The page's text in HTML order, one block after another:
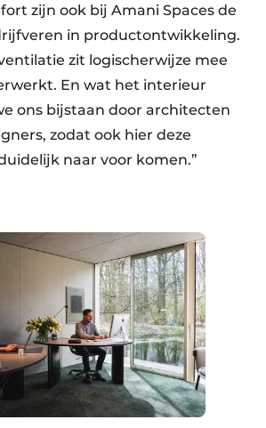
zijn ook bij Amani Spaces de
in productontwikkeling.
zit logischerwijze mee
En wat het interieur
ons bijstaan door architecten
zodat ook hier deze
naar voor komen.”